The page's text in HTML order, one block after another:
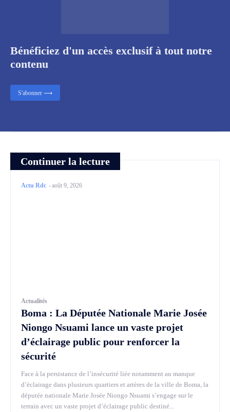
Continuer la lecture
Actu Rdc -août 9, 2026
Actualités
Boma : La Députée Nationale Marie Josée
Niongo Nsuami lance un vaste projet
d’éclairage public pour renforcer la
sécurité
Face à la persistance de l’insécurité liée notamment au manque
d’éclairage dans plusieurs quartiers et artères de la ville de Boma, la
députée nationale Marie Josée Niongo Nsuami s’engage sur le
terrain avec un vaste projet d’éclairage public destiné...
Bénéficiez d'un accès exclusif à tout notre
contenu
S'abonner ⟶